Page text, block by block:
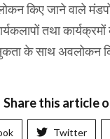
किए जाने वाले
तथा
के साथ अवलोकन
Share this article
Twitter